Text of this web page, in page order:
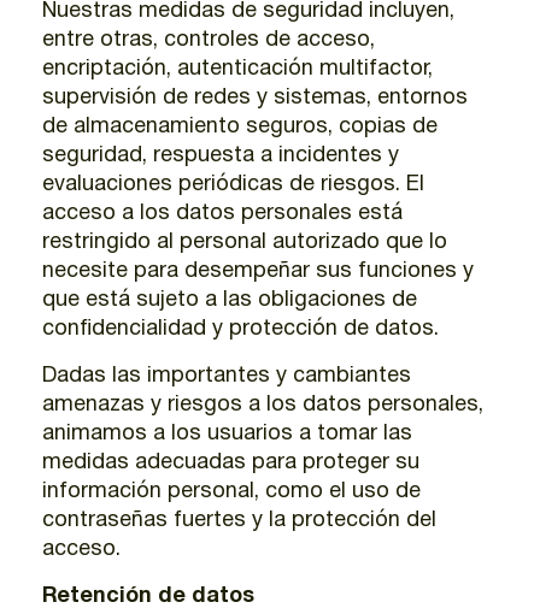
Nuestras medidas de seguridad incluyen,
entre otras, controles de acceso,
encriptación, autenticación multifactor,
supervisión de redes y sistemas, entornos
de almacenamiento seguros, copias de
seguridad, respuesta a incidentes y
evaluaciones periódicas de riesgos. El
acceso a los datos personales está
restringido al personal autorizado que lo
necesite para desempeñar sus funciones y
que está sujeto a las obligaciones de
confidencialidad y protección de datos.
Dadas las importantes y cambiantes
amenazas y riesgos a los datos personales,
animamos a los usuarios a tomar las
medidas adecuadas para proteger su
información personal, como el uso de
contraseñas fuertes y la protección del
acceso.
Retención de datos